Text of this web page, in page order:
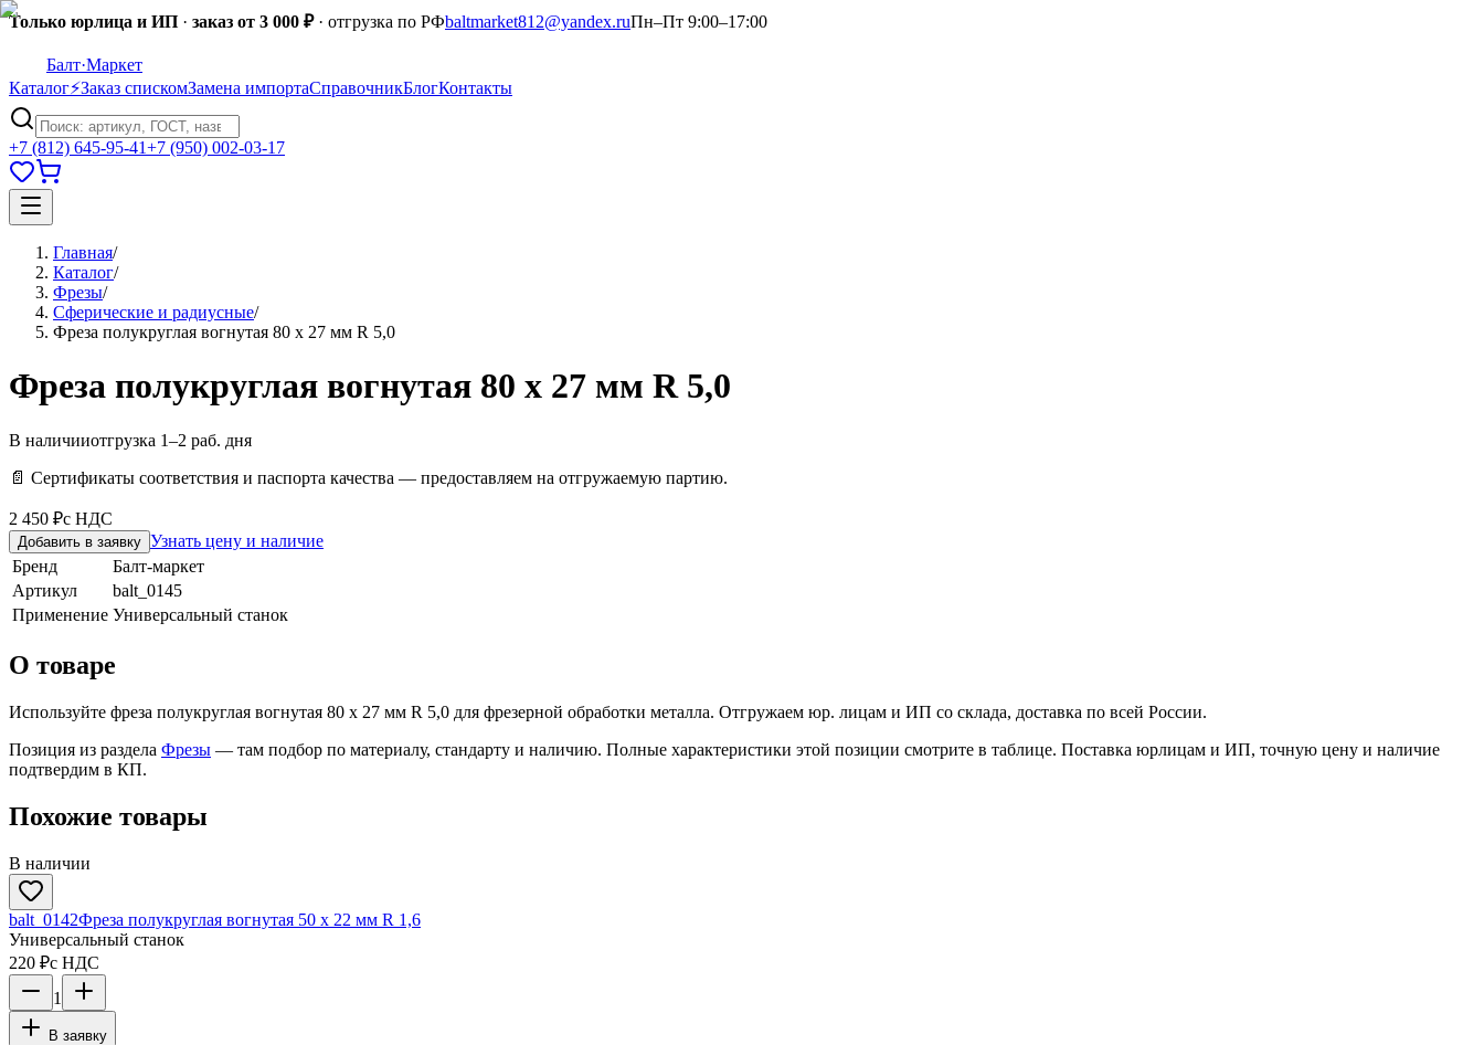
Только юрлица и ИП · заказ от 3 000 ₽· отгрузка по РФbaltmarket812@yandex.ruПн–Пт 9:00–17:00
Балт·Маркет
Каталог⚡Заказ спискомЗамена импортаСправочникБлогКонтакты
+7 (812) 645-95-41+7 (950) 002-03-17
Главная/
Каталог/
Фрезы/
Сферические и радиусные/
Фреза полукруглая вогнутая 80 х 27 мм R 5,0
Фреза полукруглая вогнутая 80 х 27 мм R 5,0
В наличииотгрузка 1–2 раб. дня
📄 Сертификаты соответствия и паспорта качества — предоставляем на отгружаемую партию.
2 450 ₽с НДС
Добавить в заявку Узнать цену и наличие
Бренд
Балт-маркет
Артикул
balt_0145
Применение Универсальный станок
О товаре
Используйте фреза полукруглая вогнутая 80 х 27 мм R 5,0 для фрезерной обработки металла. Отгружаем юр. лицам и ИП со склада, доставка по всей России.
Позиция из раздела Фрезы — там подбор по материалу, стандарту и наличию. Полные характеристики этой позиции смотрите в таблице. Поставка юрлицам и ИП, точную цену и наличие
подтвердим в КП.
Похожие товары
В наличии
balt_0142Фреза полукруглая вогнутая 50 х 22 мм R 1,6
Универсальный станок
220 ₽с НДС
1
В заявку